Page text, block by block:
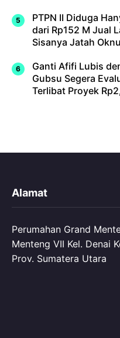
PTPN II Diduga
dari Rp152 M Jual
Sisanya Jatah
Ganti Afifi Lubis
Gubsu Segera
Terlibat Proyek
Alamat
Perumahan Grand
Menteng VII Kel. Denai
Prov. Sumatera Utara